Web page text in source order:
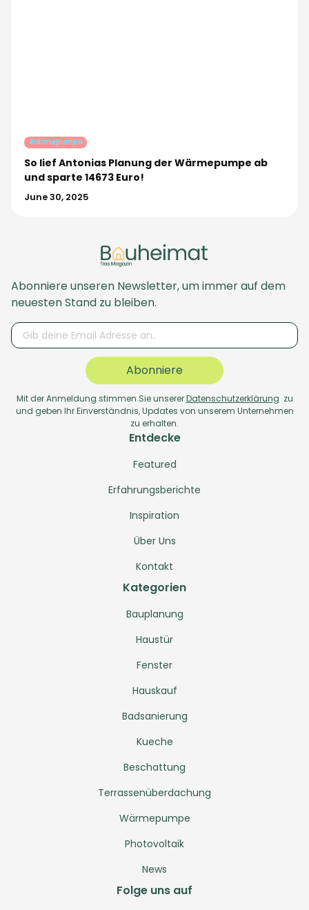
Wärmepumpe
So lief Antonias Planung der Wärmepumpe ab
und sparte 14673 Euro!
June 30, 2025
Abonniere unseren Newsletter, um immer auf dem
neuesten Stand zu bleiben.
Abonniere
Mit der Anmeldung stimmen Sie unsererDatenschutzerklärung zu
und geben Ihr Einverständnis, Updates von unserem Unternehmen
zu erhalten.
Entdecke
Featured
Erfahrungsberichte
Inspiration
Über Uns
Kontakt
Kategorien
Bauplanung
Haustür
Fenster
Hauskauf
Badsanierung
Kueche
Beschattung
Terrassenüberdachung
Wärmepumpe
Photovoltaik
News
Folge uns auf